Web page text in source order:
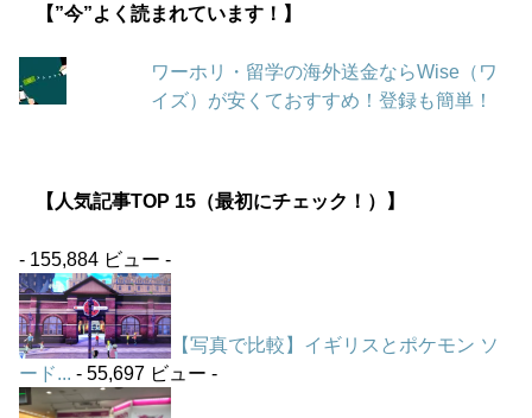
【”今”よく読まれています！】
ワーホリ・留学の海外送金ならWise（ワ
イズ）が安くておすすめ！登録も簡単！
【人気記事TOP 15（最初にチェック！）】
- 155,884 ビュー -
【写真で比較】イギリスとポケモン ソ
ード... - 55,697 ビュー -